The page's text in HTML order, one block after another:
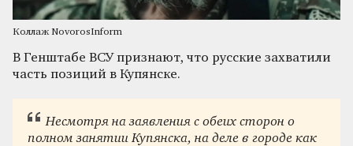
Коллаж NovorosInform
В Генштабе ВСУ признают, что русские захватили
часть позиций в Купянске.
Несмотря на заявления с обеих сторон о
полном занятии Купянска, на деле в городе как